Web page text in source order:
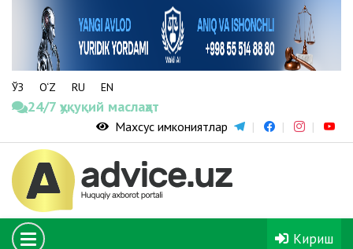
ЎЗ O‘Z RU EN
24/7 ҳуқуқий маслаҳат
Махсус имкониятлар
Кириш